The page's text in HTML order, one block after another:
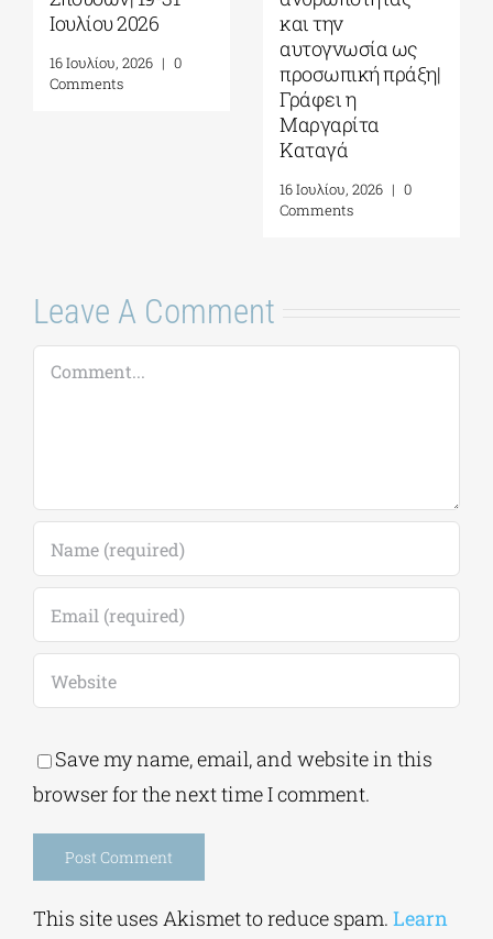
Ιουλίου 2026
16 Ιουλίου, 2026 | 0
Comments
και την
αυτογνωσία ως
προσωπική πράξη|
Γράφει η
Μαργαρίτα
Καταγά
16 Ιουλίου, 2026 | 0
Comments
Leave A Comment
Comment
Save my name, email, and website in this
browser for the next time I comment.
This site uses Akismet to reduce spam. Learn